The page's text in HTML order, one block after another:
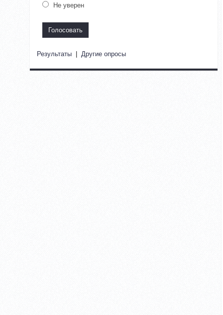
Не уверен
Результаты | Другие опросы